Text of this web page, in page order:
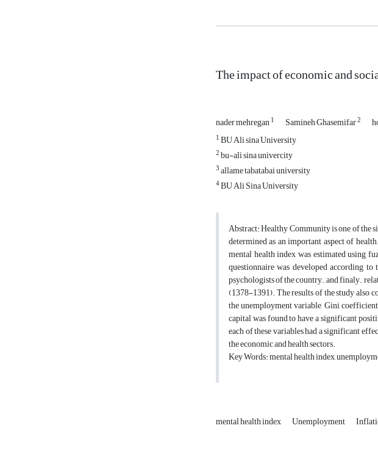
The impact of economic and
nader mehregan1 Samineh Ghasemifar2
1BU Ali sina University
2bu-ali sina univercity
3allame tabatabai university
4BU Ali Sina University
Abstract: Healthy Community is one of the
determined as an important aspect of
mental health index was estimated using
questionnaire was developed according
psychologists of the country. ,and finaly.
(1378-1391). The results of the study also
the unemployment variable, Gini
capital was found to have a significant
each of these variables had a significant
the economic and health sectors.
Key Words: mental health index,
mental health index Unemployment